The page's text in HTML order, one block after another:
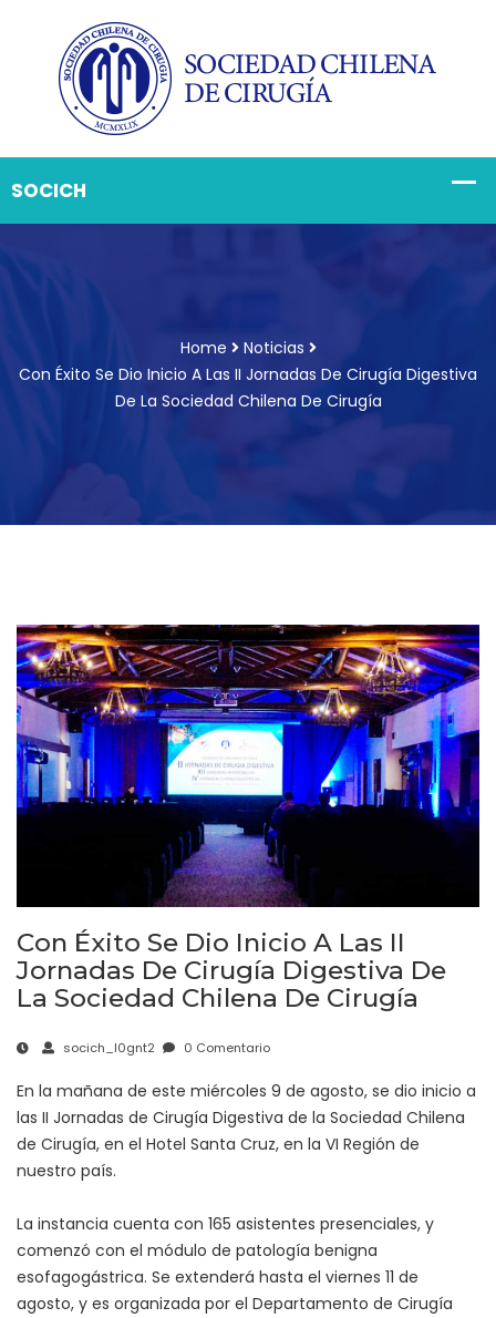
Home
Noticias
Con Éxito Se Dio Inicio A Las II Jornadas De Cirugía Digestiva
De La Sociedad Chilena De Cirugía
Con Éxito Se Dio Inicio A Las II
Jornadas De Cirugía Digestiva De
La Sociedad Chilena De Cirugía
socich_l0gnt2 0 Comentario
En la mañana de este miércoles 9 de agosto, se dio inicio a
las II Jornadas de Cirugía Digestiva de la Sociedad Chilena
de Cirugía, en el Hotel Santa Cruz, en la VI Región de
nuestro país.
La instancia cuenta con 165 asistentes presenciales, y
comenzó con el módulo de patología benigna
esofagogástrica. Se extenderá hasta el viernes 11 de
agosto, y es organizada por el Departamento de Cirugía